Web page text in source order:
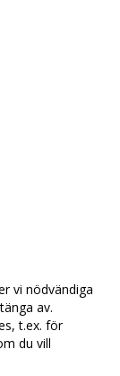
vi nödvändiga
av.
t.ex. för
du vill